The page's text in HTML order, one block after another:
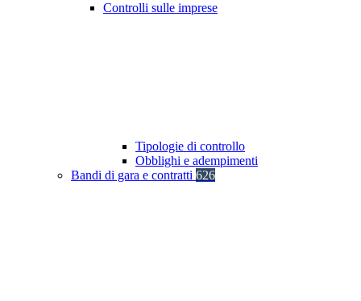
Controlli sulle imprese
Tipologie di controllo
Obblighi e adempimenti
Bandi di gara e contratti 626